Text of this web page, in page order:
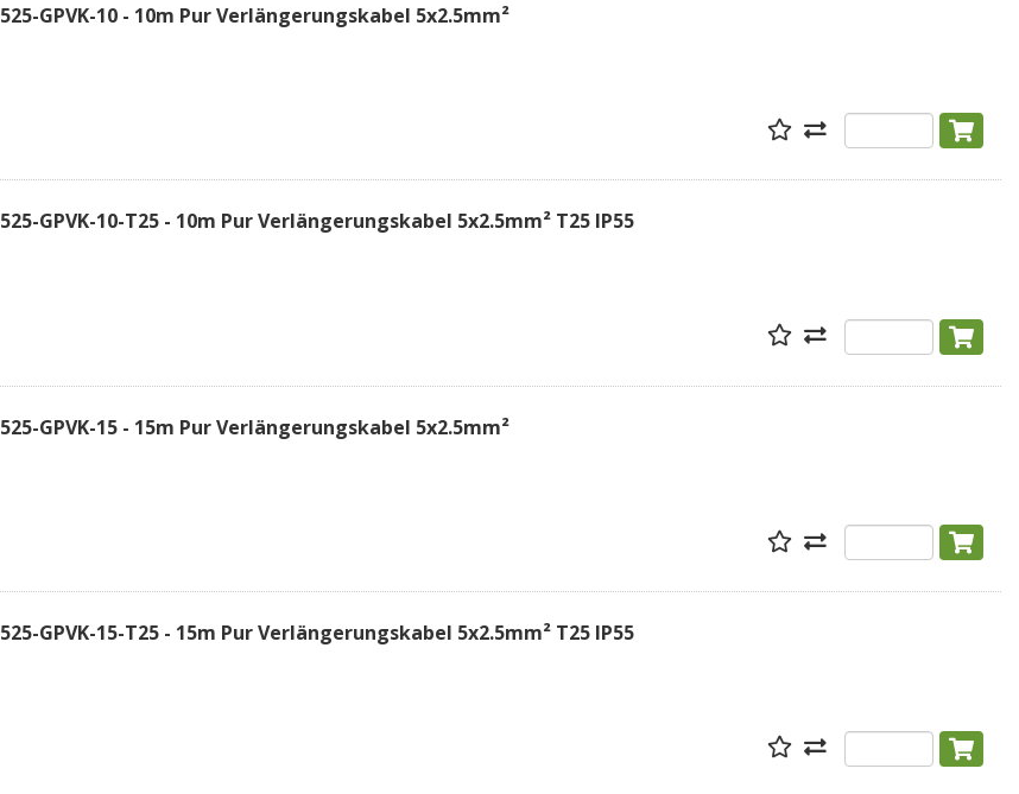
525-GPVK-10 - 10m Pur Verlängerungskabel 5x2.5mm²
525-GPVK-10-T25 - 10m Pur Verlängerungskabel 5x2.5mm² T25 IP55
525-GPVK-15 - 15m Pur Verlängerungskabel 5x2.5mm²
525-GPVK-15-T25 - 15m Pur Verlängerungskabel 5x2.5mm² T25 IP55